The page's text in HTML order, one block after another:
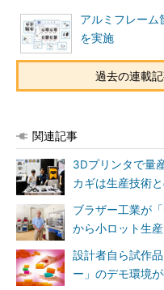
アルミフレーム
を実施
過去の連載
関連記事
3Dプリンタで量
カギは生産技術
ブラザー工業が
から小ロット生
設計者自ら試作
ー」のデモ環境